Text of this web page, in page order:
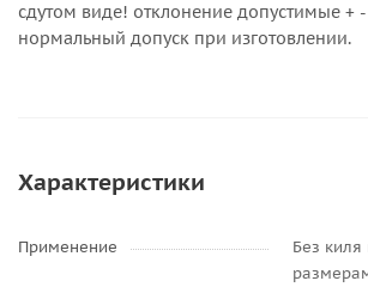
сдутом виде! отклонение допустимые +
нормальный допуск при изготовлении.
Характеристики
Применение
Без